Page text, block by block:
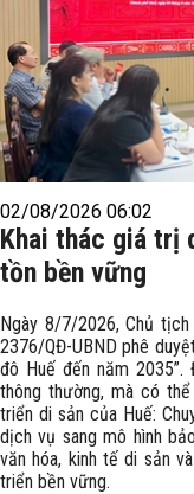
02/08/2026 06:02
Khai thác giá trị
tồn bền vững
Ngày 8/7/2026, Chủ tịch
2376/QĐ-UBND phê
đô Huế đến năm
thông thường, mà có
triển di sản của Huế:
dịch vụ sang mô hình
văn hóa, kinh tế di sản
triển bền vững.